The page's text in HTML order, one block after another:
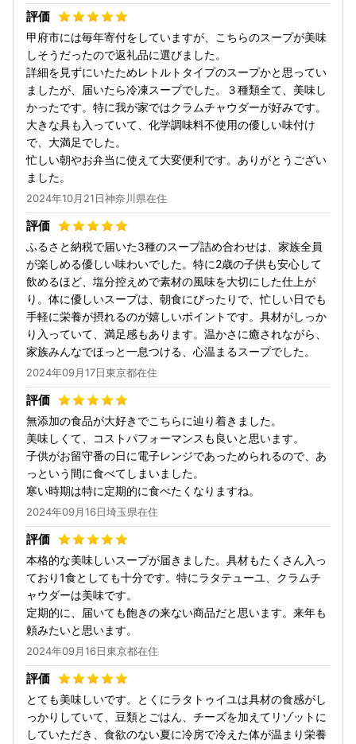
甲府市には毎年寄付をしていますが、こちらのスープが美味
しそうだったので返礼品に選びました。
詳細を見ずにいたためレトルトタイプのスープかと思ってい
ましたが、届いたら冷凍スープでした。３種類全て、美味し
かったです。特に我が家ではクラムチャウダーが好みです。
大きな具も入っていて、化学調味料不使用の優しい味付け
で、大満足でした。
忙しい朝やお弁当に使えて大変便利です。ありがとうござい
ました。
2024年10月21日神奈川県在住
ふるさと納税で届いた3種のスープ詰め合わせは、家族全員
が楽しめる優しい味わいでした。特に2歳の子供も安心して
飲めるほど、塩分控えめで素材の風味を大切にした仕上が
り。体に優しいスープは、朝食にぴったりで、忙しい日でも
手軽に栄養が摂れるのが嬉しいポイントです。具材がしっか
り入っていて、満足感もあります。温かさに癒されながら、
家族みんなでほっと一息つける、心温まるスープでした。
2024年09月17日東京都在住
無添加の食品が大好きでこちらに辿り着きました。
美味しくて、コストパフォーマンスも良いと思います。
子供がお留守番の日に電子レンジであっためられるので、あ
っという間に食べてしまいました。
寒い時期は特に定期的に食べたくなりますね。
2024年09月16日埼玉県在住
本格的な美味しいスープが届きました。具材もたくさん入っ
ており1食としても十分です。特にラタテューユ、クラムチ
ャウダーは美味です。
定期的に、届いても飽きの来ない商品だと思います。来年も
頼みたいと思います。
2024年09月16日東京都在住
とても美味しいです。とくにラタトゥイユは具材の食感がし
っかりしていて、豆類とごはん、チーズを加えてリゾットに
していただき、食欲のない夏に冷房で冷えた体が温まり栄養